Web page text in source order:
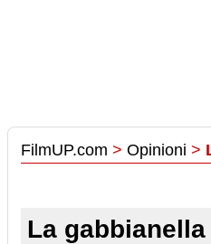
FilmUP.com > Opinioni >
La